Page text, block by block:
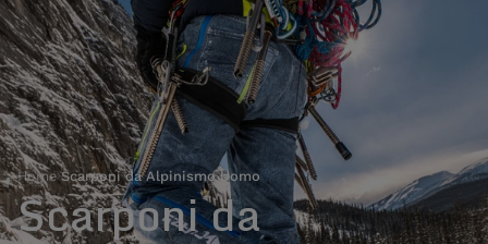
Home›Scarponi da Alpinismo Uomo
Scarponi da